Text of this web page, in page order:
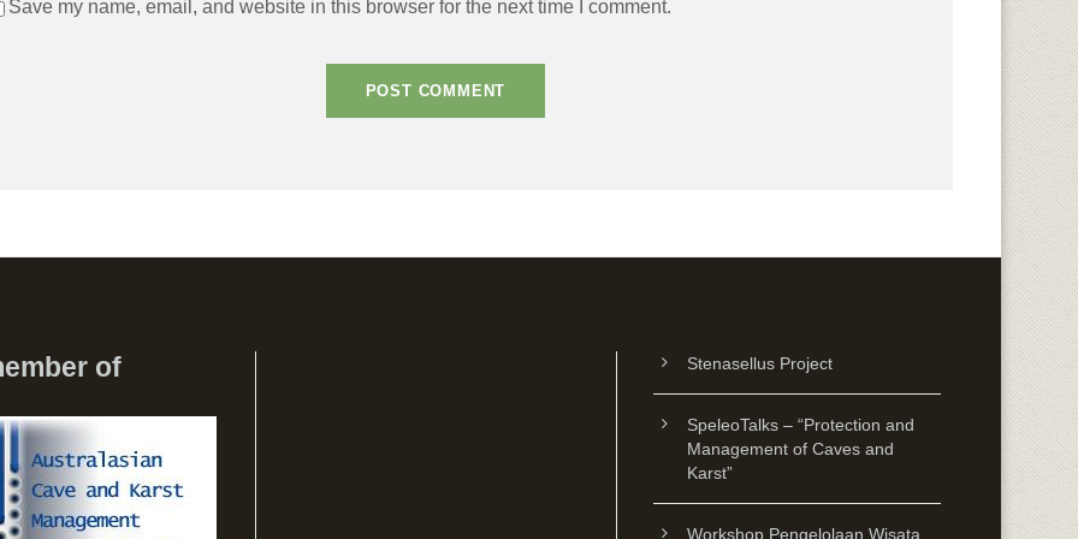
Save my name, email, and website in this browser for the next time I comment.
of Stenasellus Project
SpeleoTalks – “Protection and
Management of Caves and
Karst”
Workshop Pengelolaan Wisata